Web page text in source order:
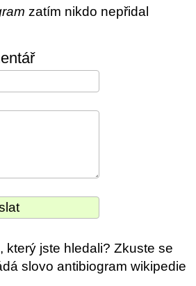
zatím nikdo nepřidal
který jste hledali? Zkuste se
slovo antibiogram wikipedie